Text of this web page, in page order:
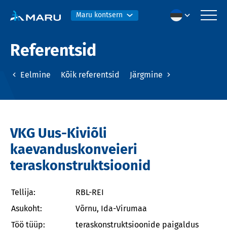
Maru kontsern
Referentsid
Eelmine Kõik referentsid Järgmine
VKG Uus-Kiviõli
kaevanduskonveieri
teraskonstruktsioonid
Tellija:
RBL-REI
Asukoht:
Võrnu, Ida-Virumaa
Töö tüüp:
teraskonstruktsioonide paigaldus